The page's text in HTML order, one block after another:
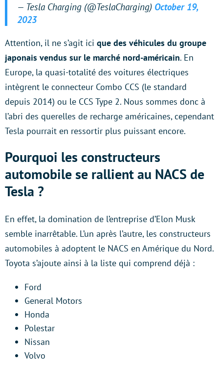
— Tesla Charging (@TeslaCharging) October 19,
2023
Attention, il ne s’agit ici que des véhicules du groupe
japonais vendus sur le marché nord-américain. En
Europe, la quasi-totalité des voitures électriques
intègrent le connecteur Combo CCS (le standard
depuis 2014) ou le CCS Type 2. Nous sommes donc à
l’abri des querelles de recharge américaines, cependant
Tesla pourrait en ressortir plus puissant encore.
Pourquoi les constructeurs
automobile se rallient au NACS de
Tesla ?
En effet, la domination de l’entreprise d’Elon Musk
semble inarrêtable. L’un après l’autre, les constructeurs
automobiles à adoptent le NACS en Amérique du Nord.
Toyota s’ajoute ainsi à la liste qui comprend déjà :
Ford
General Motors
Honda
Polestar
Nissan
Volvo